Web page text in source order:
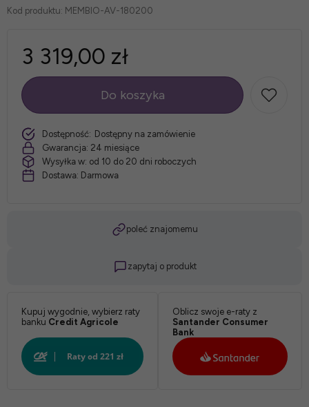
Kod produktu: MEMBIO-AV-180200
3 319,00 zł
szt.
Do koszyka
Dostępność: Dostępny na zamówienie
Gwarancja: 24 miesiące
Wysyłka w: od 10 do 20 dni roboczych
Dostawa: Darmowa
poleć znajomemu
zapytaj o produkt
Kupuj wygodnie, wybierz raty
banku Credit Agricole
Oblicz swoje e-raty z
Santander Consumer
Bank